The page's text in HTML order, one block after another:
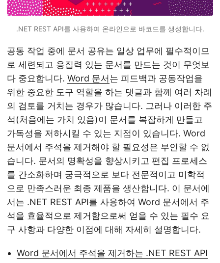
.NET REST API를 사용하여 온라인으로 바코드를 생성합니다.
공동 작업 중에 문서 공유는 일상 업무에 필수적이므
로 세련되고 응집력 있는 문서를 만드는 것이 무엇보
다 중요합니다. Word 문서는 피드백과 공동작업을
위한 중요한 도구 역할을 하는 댓글과 함께 여러 차례
의 검토를 거치는 경우가 많습니다. 그러나 이러한 주
석(처음에는 가치 있음)이 문서를 복잡하게 만들고
가독성을 저하시킬 수 있는 지점이 있습니다. Word
문서에서 주석을 제거해야 할 필요성은 부인할 수 없
습니다. 문서의 명확성을 향상시키고 편집 프로세스
를 간소화하며 궁극적으로 보다 전문적이고 미학적
으로 만족스러운 최종 제품을 생산합니다. 이 문서에
서는 .NET REST API를 사용하여 Word 문서에서 주
석을 효율적으로 제거함으로써 얻을 수 있는 필수 요
구 사항과 다양한 이점에 대해 자세히 설명합니다.
Word 문서에서 주석을 제거하는 .NET REST API